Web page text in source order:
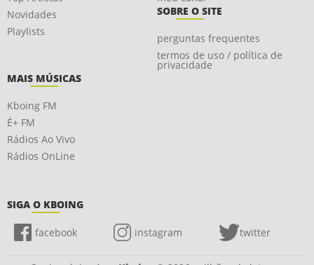
Novidades
Playlists
SOBRE O SITE
perguntas frequentes
termos de uso / política de
privacidade
MAIS MÚSICAS
Kboing FM
É+ FM
Rádios Ao Vivo
Rádios OnLine
SIGA O KBOING
facebook instagram twitter